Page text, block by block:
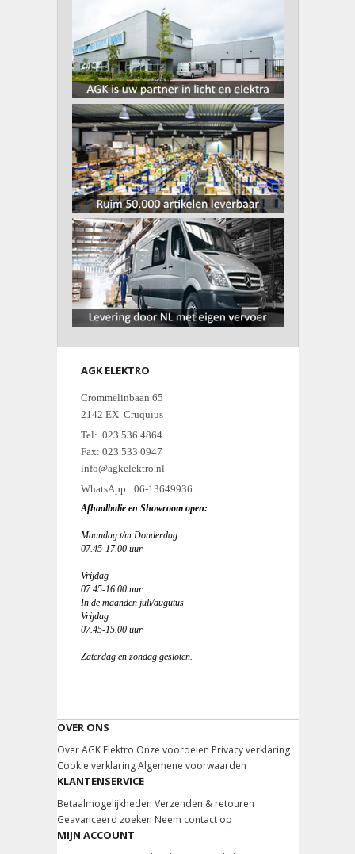
AGK ELEKTRO
Crommelinbaan 65
2142 EX Cruquius
Tel: 023 536 4864
Fax: 023 533 0947
info@agkelektro.nl
WhatsApp: 06-13649936
Afhaalbalie en Showroom open:
Maandag t/m Donderdag
07.45-17.00 uur
Vrijdag
07.45-16.00 uur
In de maanden juli/augutus
Vrijdag
07.45-15.00 uur
Zaterdag en zondag gesloten.
OVER ONS
Over AGK Elektro Onze voordelen Privacy verklaring
Cookie verklaring Algemene voorwaarden
KLANTENSERVICE
Betaalmogelijkheden Verzenden & retouren
Geavanceerd zoeken Neem contact op
MIJN ACCOUNT